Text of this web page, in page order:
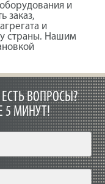
и
заказ,
и
страны. Нашим
ВОПРОСЫ?
5 МИНУТ!